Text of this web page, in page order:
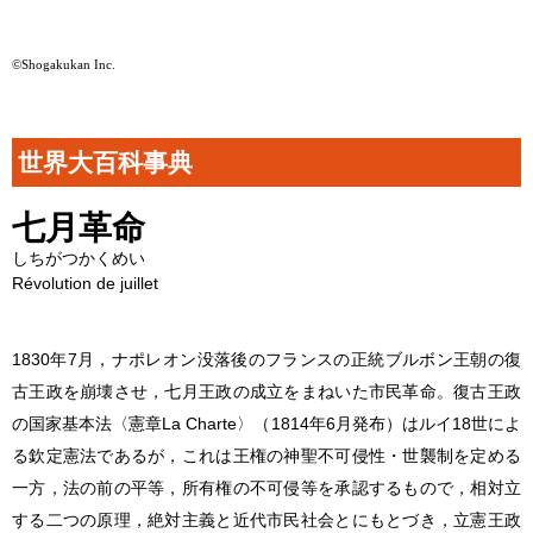
©Shogakukan Inc.
世界大百科事典
七月革命
しちがつかくめい
Révolution de juillet
1830年7月，ナポレオン没落後のフランスの正統ブルボン王朝の復
古王政を崩壊させ，七月王政の成立をまねいた市民革命。復古王政
の国家基本法〈憲章La Charte〉（1814年6月発布）はルイ18世によ
る欽定憲法であるが，これは王権の神聖不可侵性・世襲制を定める
一方，法の前の平等，所有権の不可侵等を承認するもので，相対立
する二つの原理，絶対主義と近代市民社会とにもとづき，立憲王政